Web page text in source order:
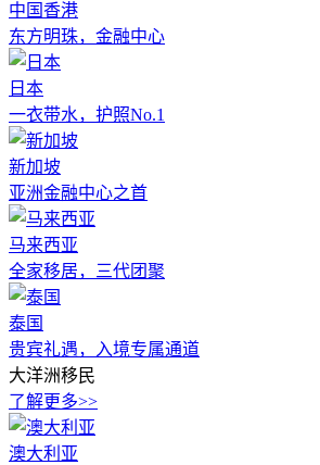
中国香港
东方明珠，金融中心
日本
一衣带水，护照No.1
新加坡
亚洲金融中心之首
马来西亚
全家移居，三代团聚
泰国
贵宾礼遇，入境专属通道
大洋洲移民
了解更多>>
澳大利亚